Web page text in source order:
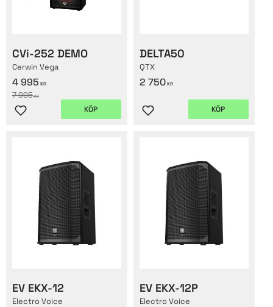
CVi-252 DEMO
Cerwin Vega
4 995 KR
7 995KR
Lägg till i favoriter
KÖP
DELTA50
QTX
2 750 KR
Lägg till i favoriter
KÖP
EV EKX-12
Electro Voice
EV EKX-12P
Electro Voice